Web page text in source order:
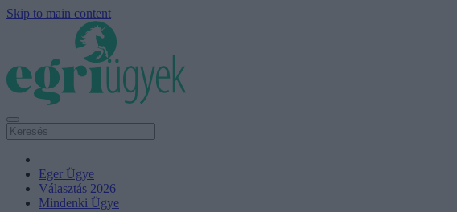
Skip to main content
Eger Ügye
Választás 2026
Mindenki Ügye